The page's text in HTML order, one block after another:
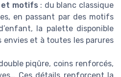
et motifs : du blanc classique
en passant par des motifs
la palette disponible
envies et à toutes les parures
piqûre, coins renforcés,